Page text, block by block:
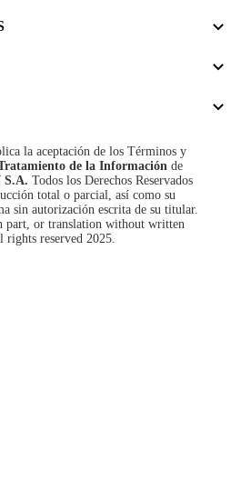
la aceptación de los Términos y
de la Información de
S.A. Todos los Derechos Reservados
total o parcial, así como su
sin autorización escrita de su titular.
part, or translation without written
reserved 2025.